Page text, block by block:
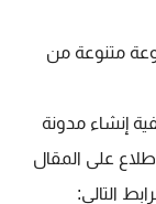
متنوعة من
إنشاء مدونة
على المقال
التالي: